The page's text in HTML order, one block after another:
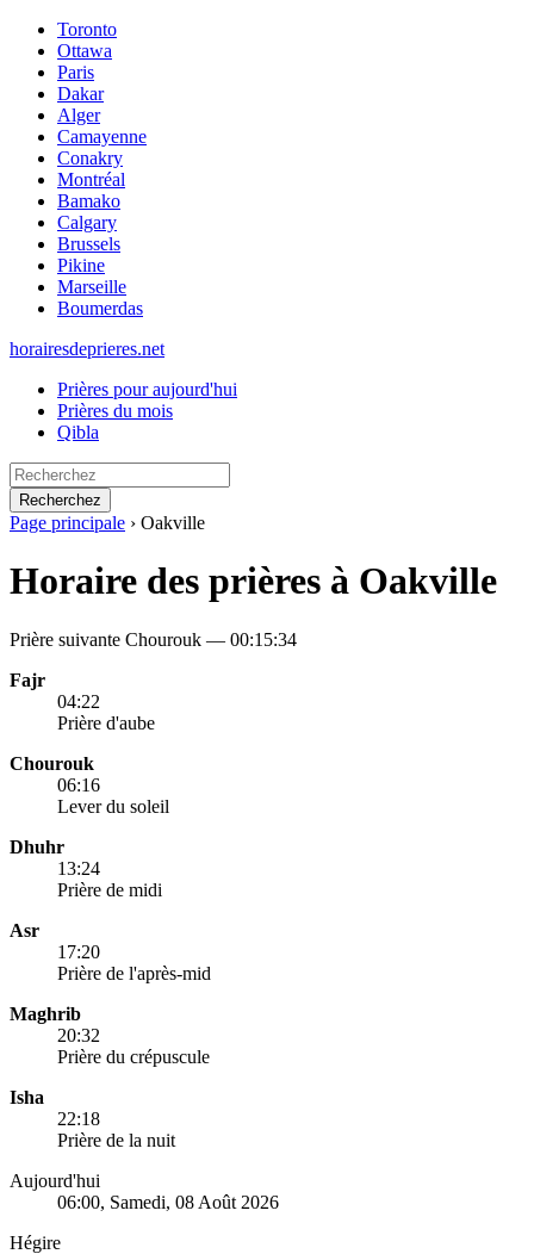
Toronto
Ottawa
Paris
Dakar
Alger
Camayenne
Conakry
Montréal
Bamako
Calgary
Brussels
Pikine
Marseille
Boumerdas
horairesdeprieres.net
Prières pour aujourd'hui
Prières du mois
Qibla
Recherchez
Page principale › Oakville
Horaire des prières à Oakville
Prière suivante Chourouk — 00:15:34
Fajr
04:22
Prière d'aube
Chourouk
06:16
Lever du soleil
Dhuhr
13:24
Prière de midi
Asr
17:20
Prière de l'après-mid
Maghrib
20:32
Prière du crépuscule
Isha
22:18
Prière de la nuit
Aujourd'hui
06:00, Samedi, 08 Août 2026
Hégire